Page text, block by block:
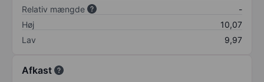
Relativ mængde
-
Høj
10,07
Lav
9,97
Afkast